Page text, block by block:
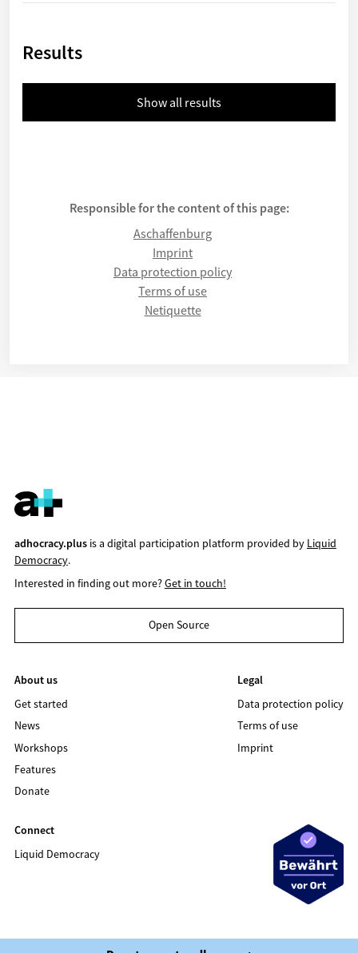
Results
Show all results
Responsible for the content of this page:
Aschaffenburg
Imprint
Data protection policy
Terms of use
Netiquette
adhocracy.plusis a digital participation platform provided by Liquid
Democracy.
Interested in finding out more?Get in touch!
Open Source
About us
Get started
News
Workshops
Features
Donate
Legal
Data protection policy
Terms of use
Imprint
Connect
Liquid Democracy
©2020 LIQUID DEMOCRACY